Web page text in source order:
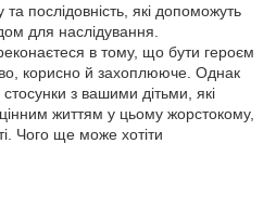
та послідовність, які допоможуть
для наслідування.
в тому, що бути героєм
корисно й захоплююче. Однак
з вашими дітьми, які
життям у цьому жорстокому,
Чого ще може хотіти